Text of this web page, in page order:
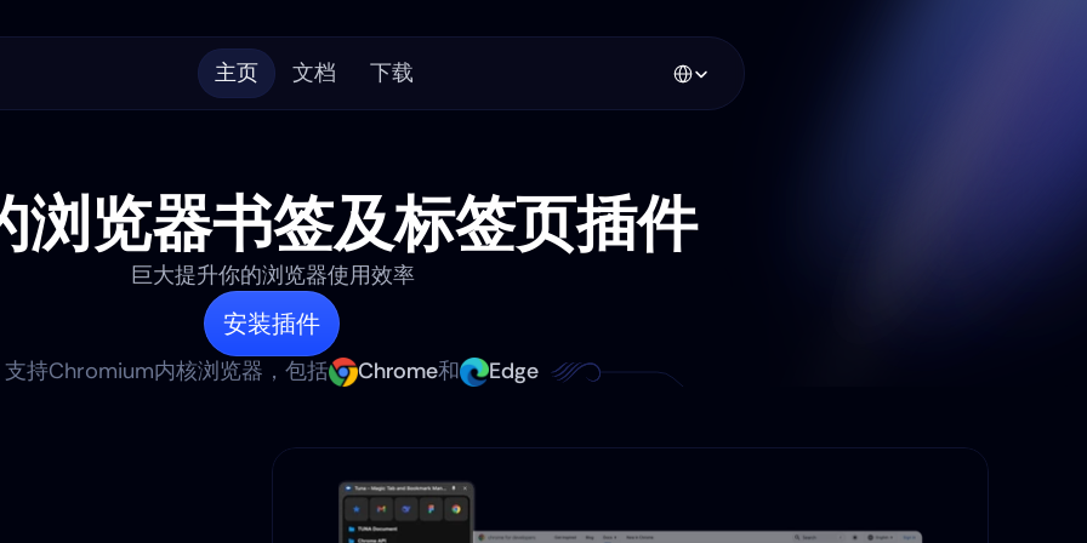
主页 文档 下载 Select Language
浏览器书签及标签页插件
巨大提升你的浏览器使用效率
安装插件
支持Chromium内核浏览器，包括 Chrome和 Edge